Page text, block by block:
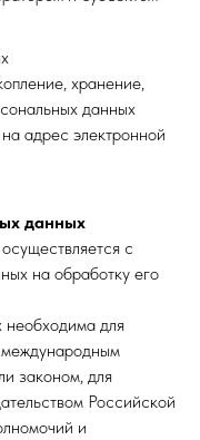
хранение,
данных
адрес электронной
данных
с
на обработку его
для
законом, для
Российской
и